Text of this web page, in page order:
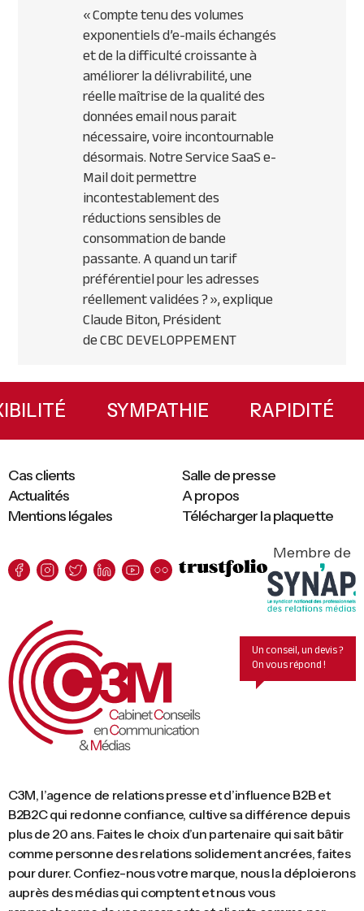
« Compte tenu des volumes
exponentiels d’e-mails échangés
et de la difficulté croissante à
améliorer la délivrabilité, une
réelle maîtrise de la qualité des
données email nous parait
nécessaire, voire incontournable
désormais. Notre Service SaaS e-
Mail doit permettre
incontestablement des
réductions sensibles de
consommation de bande
passante. A quand un tarif
préférentiel pour les adresses
réellement validées ? »,explique
Claude Biton, Président
deCBCDEVELOPPEMENT
Primary
Sidebar
SYMPATHIE RAPIDITÉ
C3M, l’agence de relations presse et d’influence B2B et
B2B2C qui redonne confiance, cultive sa différence depuis
plus de 20 ans. Faites le choix d’un partenaire qui sait bâtir
comme personne des relations solidement ancrées, faites
pour durer. Confiez-nous votre marque, nous la déploierons
auprès des médias qui comptent et nous vous
Mentions légales Télécharger la plaquette
Cas clients
Salle de presse
Actualités
A propos
Membre de
Un conseil, un devis ?
On vous répond !